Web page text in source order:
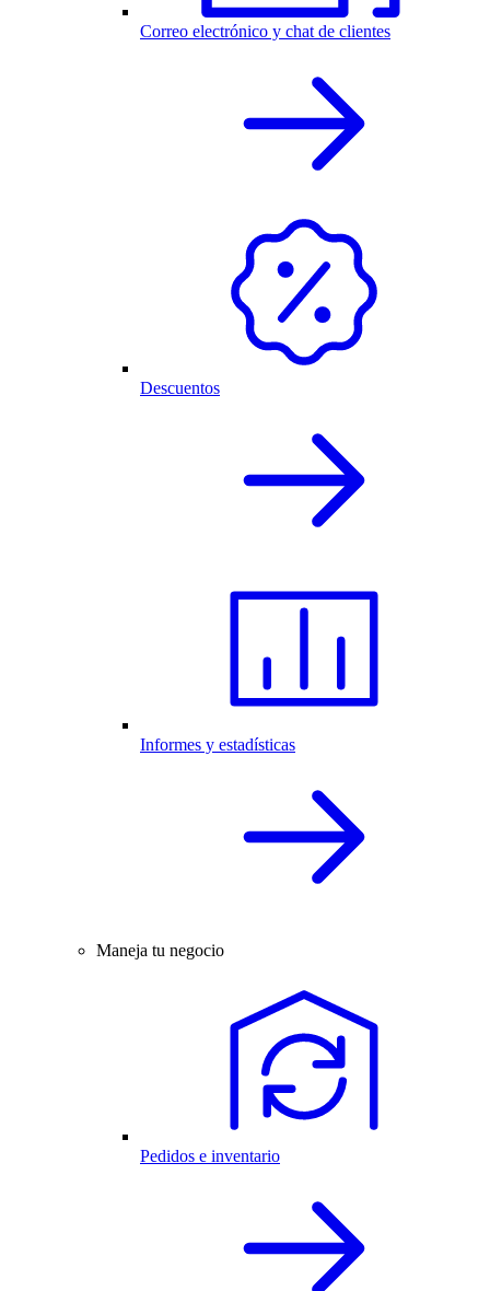
Correo electrónico y chat de clientes
Descuentos
Informes y estadísticas
Maneja tu negocio
Pedidos e inventario